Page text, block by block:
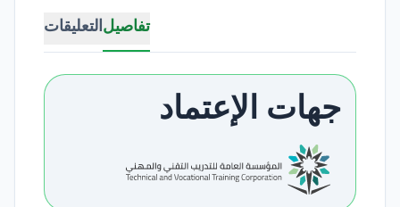
تفاصيلالتعليقات
جهات الإعتماد